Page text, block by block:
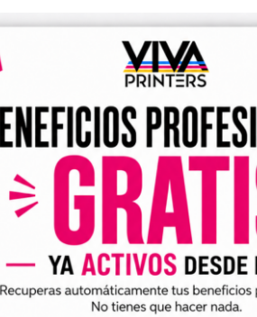
DESCRIPCIÓN
DTF listos para
y UV DTF
, creados para talleres
forma rápida y sencilla.
y archivos digitales preparados
trabajos de impresión DTF o UV